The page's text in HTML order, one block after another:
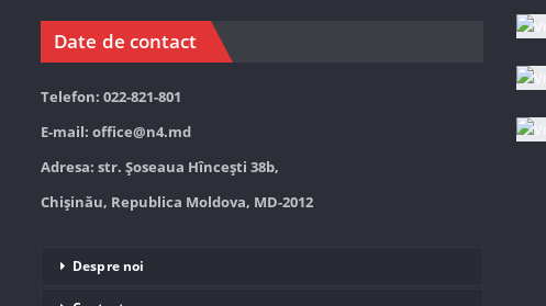
Date de contact
Telefon: 022-821-801
E-mail: office@n4.md
Adresa: str. Șoseaua Hînceşti 38b,
Chișinău, Republica Moldova, MD-2012
Despre noi